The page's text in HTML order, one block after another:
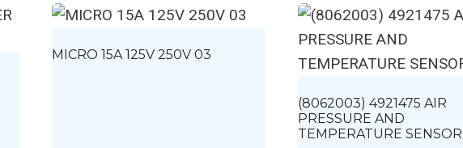
MICRO 15A 125V 250V 03
(8062003) 4921475 AIR
PRESSURE AND
TEMPERATURE SENSOR